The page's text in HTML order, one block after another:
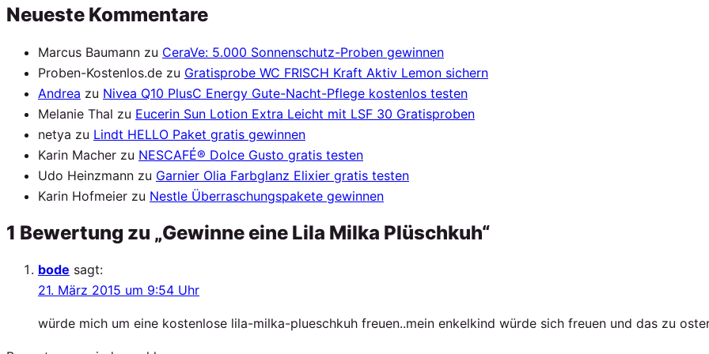
Neueste Kommentare
Marcus Baumann zu CeraVe: 5.000 Sonnenschutz-Proben gewinnen
Proben-Kostenlos.de zu Gratisprobe WC FRISCH Kraft Aktiv Lemon sichern
Andrea zu Nivea Q10 PlusC Energy Gute-Nacht-Pflege kostenlos testen
Melanie Thal zu Eucerin Sun Lotion Extra Leicht mit LSF 30 Gratisproben
netya zu Lindt HELLO Paket gratis gewinnen
Karin Macher zu NESCAFÉ® Dolce Gusto gratis testen
Udo Heinzmann zu Garnier Olia Farbglanz Elixier gratis testen
Karin Hofmeier zu Nestle Überraschungspakete gewinnen
1 Bewertung zu „Gewinne eine Lila Milka Plüschkuh“
bode sagt:
21. März 2015 um 9:54 Uhr
würde mich um eine kostenlose lila-milka-plueschkuh freuen..mein enkelkind würde sich freuen und das zu